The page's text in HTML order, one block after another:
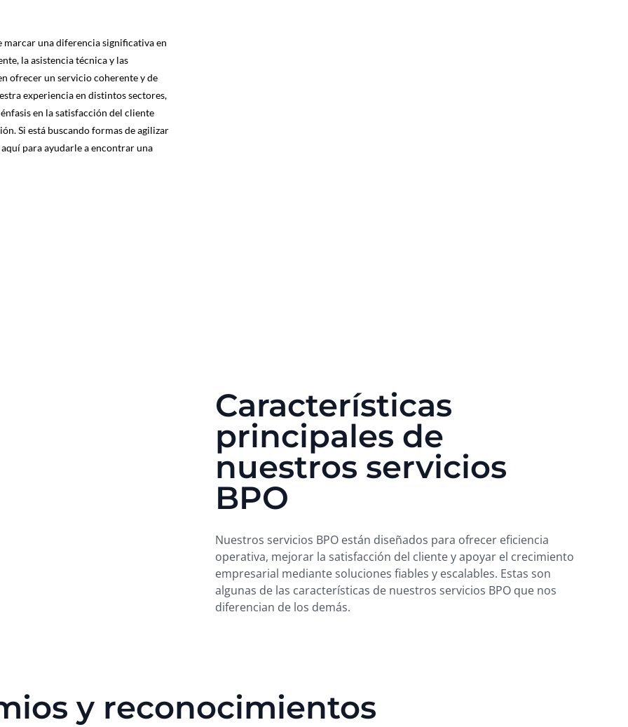
marcar una diferencia significativa en
la asistencia técnica y las
ofrecer un servicio coherente y de
experiencia en distintos sectores,
en la satisfacción del cliente
Si está buscando formas de agilizar
para ayudarle a encontrar una
Características
principales de
nuestros servicios
BPO
Nuestros servicios BPO están diseñados para ofrecer eficiencia
operativa, mejorar la satisfacción del cliente y apoyar el crecimiento
empresarial mediante soluciones fiables y escalables. Estas son
algunas de las características de nuestros servicios BPO que nos
diferencian de los demás.
y reconocimientos